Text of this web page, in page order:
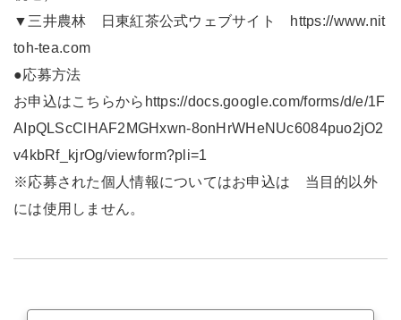
▼三井農林 日東紅茶公式ウェブサイト https://www.nit
toh-tea.com
●応募方法
お申込はこちらからhttps://docs.google.com/forms/d/e/1F
AIpQLScClHAF2MGHxwn-8onHrWHeNUc6084puo2jO2
v4kbRf_kjrOg/viewform?pli=1
※応募された個人情報についてはお申込は 当目的以外
には使用しません。